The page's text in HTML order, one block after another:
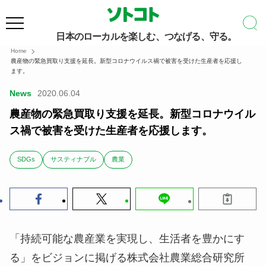
日本のローカルを楽しむ、つなげる、守る。
Home
農産物の緊急買取り支援を延長。新型コロナウイルス禍で被害を受けた生産者を応援し
ます。
News 2020.06.04
農産物の緊急買取り支援を延長。新型コロナウイル
ス禍で被害を受けた生産者を応援します。
SDGs サスティナブル 農業
「持続可能な農産業を実現し、生活者を豊かにす
る」をビジョンに掲げる株式会社農業総合研究所